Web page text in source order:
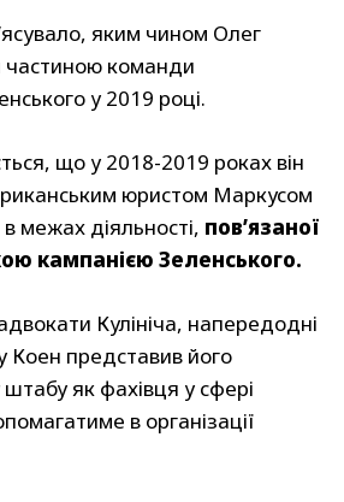
яким чином Олег
частиною команди
у 2019 році.
що у 2018-2019 роках він
юристом Маркусом
межах діяльності, пов’язаної
кампанією Зеленського.
Кулініча, напередодні
Коен представив його
як фахівця у сфері
в організації